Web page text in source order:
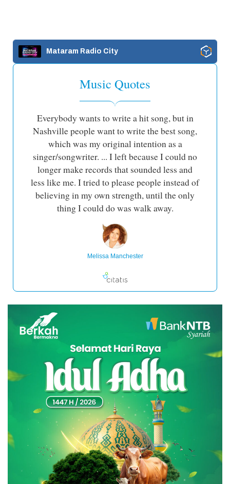
Mataram Radio City
Music Quotes
Everybody wants to write a hit song, but in
Nashville people want to write the best song,
which was my original intention as a
singer/songwriter. ... I left because I could no
longer make records that sounded less and
less like me. I tried to please people instead of
believing in my own strength, until the only
thing I could do was walk away.
Melissa Manchester